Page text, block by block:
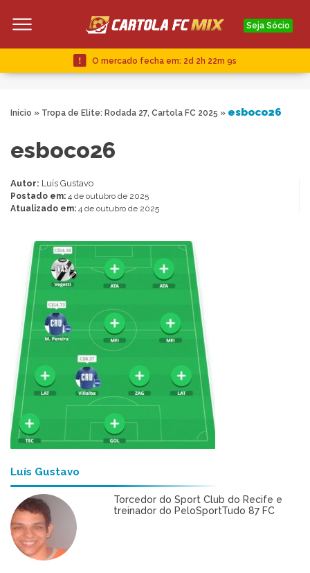
Seja Sócio
O mercado fecha em: 2d 2h 22m 9s
Início » Tropa de Elite: Rodada 27, Cartola FC 2025 » esboco26
esboco26
Autor: Luís Gustavo
Postado em: 4 de outubro de 2025
Atualizado em: 4 de outubro de 2025
Luís Gustavo
Torcedor do Sport Club do Recife e
treinador do PeloSportTudo 87 FC